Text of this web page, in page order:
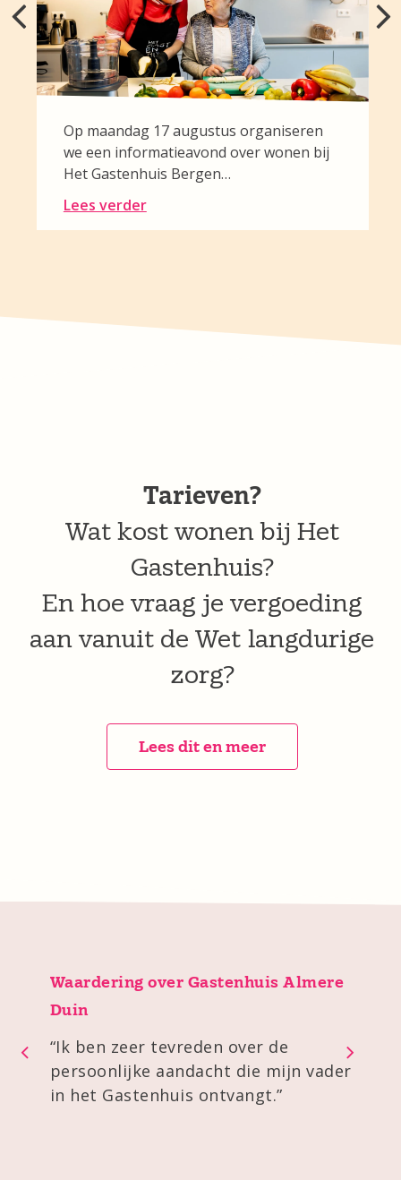
Op maandag 17 augustus organiseren
we een informatieavond over wonen bij
Het Gastenhuis Bergen…
Lees verder
Tarieven?
Wat kost wonen bij Het
Gastenhuis?
En hoe vraag je vergoeding
aan vanuit de Wet langdurige
zorg?
Lees dit en meer
“Ik ben zeer tevreden over de
persoonlijke aandacht die mijn vader
in het Gastenhuis ontvangt.”
Waardering over Gastenhuis Almere
Duin